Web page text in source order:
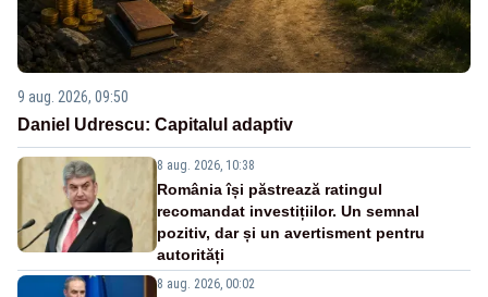
9 aug. 2026, 09:50
Daniel Udrescu: Capitalul adaptiv
8 aug. 2026, 10:38
România își păstrează ratingul
recomandat investițiilor. Un semnal
pozitiv, dar și un avertisment pentru
autorități
8 aug. 2026, 00:02